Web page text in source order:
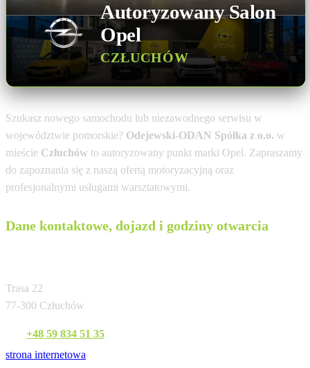
Autoryzowany Salon
Opel
CZŁUCHÓW
Szukasz nowego samochodu lub niezawodnego serwisu w
województwie pomorskie? Odejewski-ODAN Spółka z o.o. w
mieście Człuchów to autoryzowany punkt marki Opel. Zapraszamy
do zapoznania się z naszą ofertą motoryzacyjną oraz
profesjonalnymi usługami warsztatowymi.
Dane kontaktowe, dojazd i godziny otwarcia
Trasa 22
77-300 Człuchów
+48 59 834 51 35
strona internetowa